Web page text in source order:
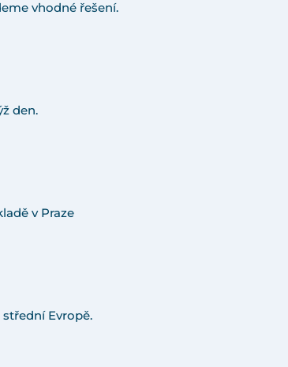
vhodné řešení.
den.
v Praze
střední Evropě.